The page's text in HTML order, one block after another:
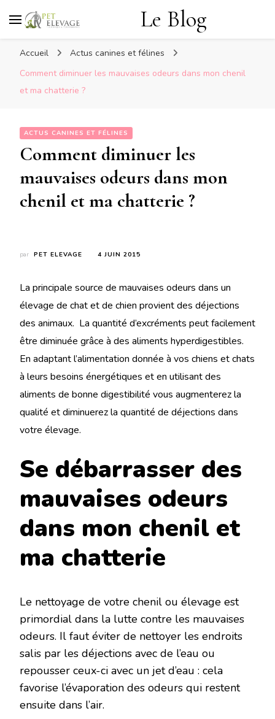
Le Blog
Accueil
Actus canines et félines
Comment diminuer les mauvaises odeurs dans mon chenil
et ma chatterie ?
ACTUS CANINES ET FÉLINES
Comment diminuer les
mauvaises odeurs dans mon
chenil et ma chatterie ?
par PET ELEVAGE 4 JUIN 2015
La principale source de mauvaises odeurs dans un
élevage de chat et de chien provient des déjections
des animaux. La quantité d’excréments peut facilement
être diminuée grâce à des aliments hyperdigestibles.
En adaptant l’alimentation donnée à vos chiens et chats
à leurs besoins énergétiques et en utilisant des
aliments de bonne digestibilité vous augmenterez la
qualité et diminuerez la quantité de déjections dans
votre élevage.
Se débarrasser des
mauvaises odeurs
dans mon chenil et
ma chatterie
Le nettoyage de votre chenil ou élevage est
primordial dans la lutte contre les mauvaises
odeurs. Il faut éviter de nettoyer les endroits
salis par les déjections avec de l’eau ou
repousser ceux-ci avec un jet d’eau : cela
favorise l’évaporation des odeurs qui restent
ensuite dans l’air.